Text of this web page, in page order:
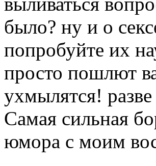
было? ну и о
попробуйте их
просто пошлют
ухмылятся! разве
Самая сильная
юмора с моим